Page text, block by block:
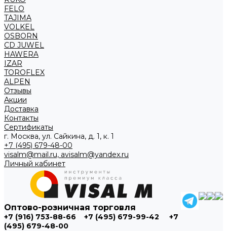
FELO
TAJIMA
VOLKEL
OSBORN
CD JUWEL
HAWERA
IZAR
TOROFLEX
ALPEN
Отзывы
Акции
Доставка
Контакты
Сертификаты
г. Москва, ул. Сайкина, д. 1, к. 1
+7 (495) 679-48-00
visalm@mail.ru, avisalm@yandex.ru
Личный кабинет
Оптово-розничная торговля
+7 (916) 753-88-66 +7 (495) 679-99-42
+7
(495) 679-48-00